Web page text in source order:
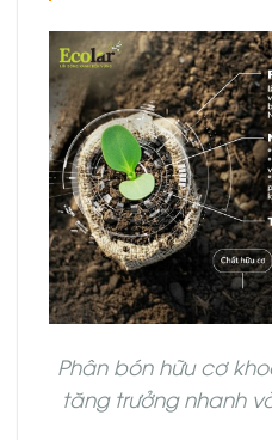
Phân bón hữu cơ
tăng trưởng nhanh